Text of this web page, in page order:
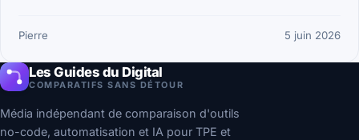
Pierre 5 juin 2026
Les Guides du Digital
COMPARATIFS SANS DÉTOUR
Média indépendant de comparaison d'outils
no-code, automatisation et IA pour TPE et